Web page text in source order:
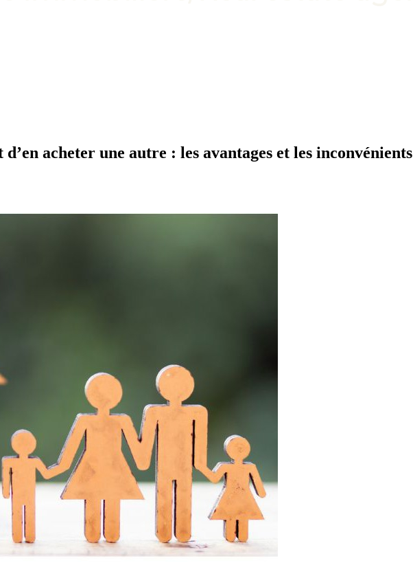
acheter une autre : les avantages et les inconvénients